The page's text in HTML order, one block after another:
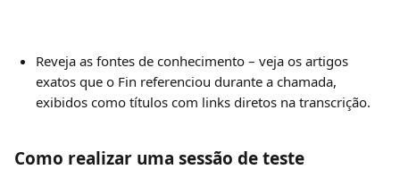
Reveja as fontes de conhecimento – veja os artigos
exatos que o Fin referenciou durante a chamada,
exibidos como títulos com links diretos na transcrição.
Como realizar uma sessão de teste